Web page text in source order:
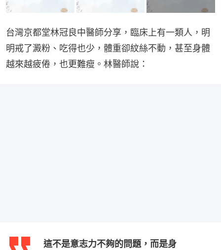
台灣京都堂林冠良中醫師分享，臨床上有一類人，明
明戒了澱粉、吃得也少，體重卻紋絲不動，甚至身體
越來越疲倦，也更難瘦。林醫師說：
這不是意志力不夠的問題，而是身